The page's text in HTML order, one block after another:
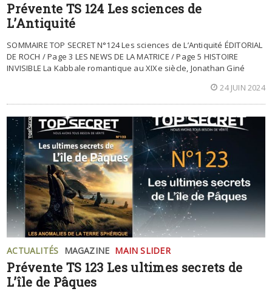
Prévente TS 124 Les sciences de
L’Antiquité
SOMMAIRE TOP SECRET N°124 Les sciences de L’Antiquité ÉDITORIAL
DE ROCH / Page 3 LES NEWS DE LA MATRICE / Page 5 HISTOIRE
INVISIBLE La Kabbale romantique au XIXe siècle, Jonathan Giné
24 JUIN 2024
ACTUALITÉS MAGAZINE MAIN SLIDER
Prévente TS 123 Les ultimes secrets de
L’île de Pâques